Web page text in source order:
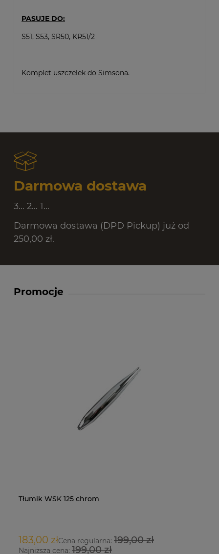
PASUJE DO:
S51, S53, SR50, KR51/2
Komplet uszczelek do Simsona.
Darmowa dostawa
3... 2... 1...
Darmowa dostawa (DPD Pickup) już od
250,00 zł.
Promocje
Tłumik WSK 125 chrom
183,00 złCena regularna: 199,00 zł
Najniższa cena: 199,00 zł